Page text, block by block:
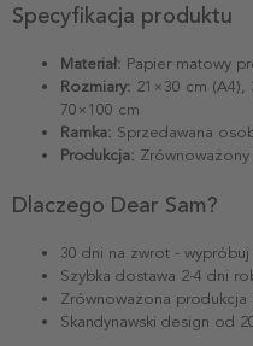
Specyfikacja produktu
Materiał: Papier matowy
Rozmiary: 21×30 cm (A4),
70×100 cm
Ramka: Sprzedawana
Produkcja: Zrównoważony
Dlaczego Dear Sam?
30 dni na zwrot -
Szybka dostawa 2-4 dni
Zrównoważona
Skandynawski design od